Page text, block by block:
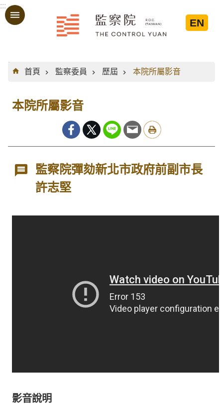
跳到主要內容區塊
:::
EN
:::
首頁
監察委員 歷屆 本院所屬影音
本院所屬影音
監察院彈劾新北市政府前副市長
許志堅
影音說明